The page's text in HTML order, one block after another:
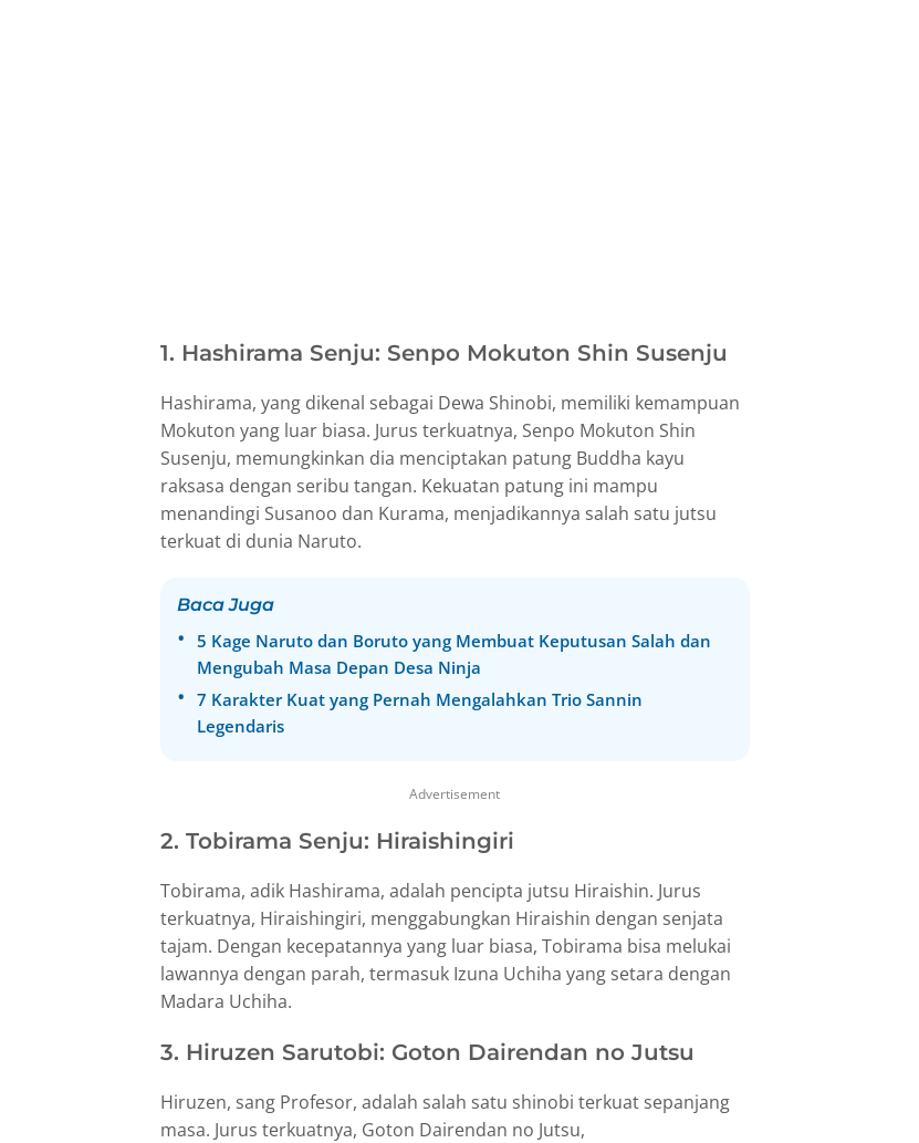
1. Hashirama Senju: Senpo Mokuton Shin Susenju
Hashirama, yang dikenal sebagai Dewa Shinobi, memiliki kemampuan
Mokuton yang luar biasa. Jurus terkuatnya, Senpo Mokuton Shin
Susenju, memungkinkan dia menciptakan patung Buddha kayu
raksasa dengan seribu tangan. Kekuatan patung ini mampu
menandingi Susanoo dan Kurama, menjadikannya salah satu jutsu
terkuat di dunia Naruto.
Baca Juga
5 Kage Naruto dan Boruto yang Membuat Keputusan Salah dan
Mengubah Masa Depan Desa Ninja
7 Karakter Kuat yang Pernah Mengalahkan Trio Sannin
Legendaris
Advertisement
2. Tobirama Senju: Hiraishingiri
Tobirama, adik Hashirama, adalah pencipta jutsu Hiraishin. Jurus
terkuatnya, Hiraishingiri, menggabungkan Hiraishin dengan senjata
tajam. Dengan kecepatannya yang luar biasa, Tobirama bisa melukai
lawannya dengan parah, termasuk Izuna Uchiha yang setara dengan
Madara Uchiha.
3. Hiruzen Sarutobi: Goton Dairendan no Jutsu
Hiruzen, sang Profesor, adalah salah satu shinobi terkuat sepanjang
masa. Jurus terkuatnya, Goton Dairendan no Jutsu,